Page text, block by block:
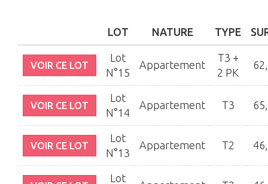
LOT NATURE TYPE
VOIR CE LOT
Lot
N°15
Appartement
T3 +
2 PK
VOIR CE LOT
Lot
N°14
Appartement T3
VOIR CE LOT
Lot
N°13
Appartement T2
Lot